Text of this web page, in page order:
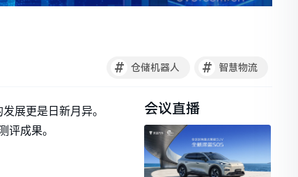
# 仓储机器人 # 智慧物流
展更是日新月异。
评成果。
会议直播